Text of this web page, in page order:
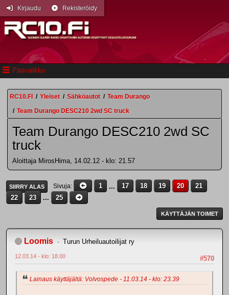
Päävalikko
Kirjaudu Rekisteröidy
RC10.FI / Yleiset / Sähköautot / Team Durango
/ Team Durango DESC210 2wd SC truck
Team Durango DESC210 2wd SC
truck
Aloittaja MirosHima, 14.02.12 - klo: 21.57
SIIRRY ALAS Sivuja 1 ... 17 18 19 20
21
22
23 ... 25
KÄYTTÄJÄN TOIMET
Loomis Turun Urheiluautoilijat ry
#570
12.03.14 - klo: 18.00
Lainaus käyttäjältä: Volvospede - 11.03.14 - klo: 23.39